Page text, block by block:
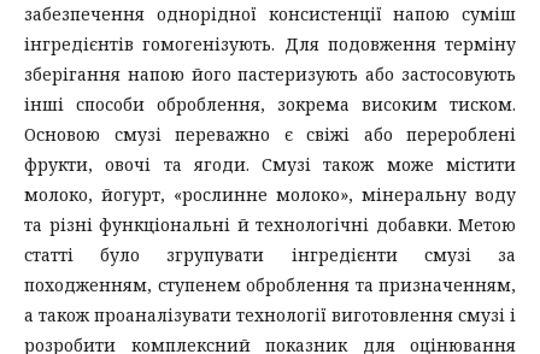
забезпечення однорідної консистенції напою суміш
інгредієнтів гомогенізують. Для подовження терміну
зберігання напою його пастеризують або застосовують
інші способи оброблення, зокрема високим тиском.
Основою смузі переважно є свіжі або перероблені
фрукти, овочі та ягоди. Смузі також може містити
молоко, йогурт, «рослинне молоко», мінеральну воду
та різні функціональні й технологічні добавки. Метою
статті було згрупувати інгредієнти смузі за
походженням, ступенем оброблення та призначенням,
а також проаналізувати технології виготовлення смузі і
розробити комплексний показник для оцінювання